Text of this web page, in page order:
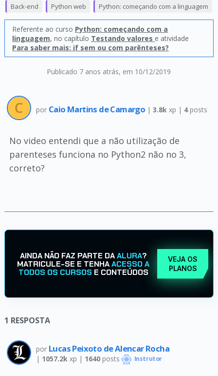
Publicado 7 anos atrás, em 10/12/2019
Back-end Python web Python: começando com a linguagem
Referente ao curso Python: começando com a
linguagem, no capítulo Testando valores e atividade
Para saber mais: if sem ou com parênteses?
por Caio Martins de Camargo | 3.8k xp | 4posts
No video entendi que a não utilização de
parenteses funciona no Python2 não no 3,
correto?
AINDA NÃO FAZ PARTE DAALURA?
MATRICULE-SE E TENHAACESSO A
TODOS OS CURSOS E CONTEÚDOS
VEJA OS
PLANOS
1 RESPOSTA
por Lucas Peixoto de Alencar Rocha
| 1057.2k xp | 1640posts Instrutor